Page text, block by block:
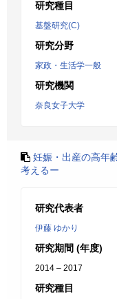
研究種目
基盤研究(C)
研究分野
家政・生活学一般
研究機関
奈良女子大学
妊娠・出産の高年
考えるー
研究代表者
伊藤 ゆかり
研究期間 (年度)
2014 – 2017
研究種目